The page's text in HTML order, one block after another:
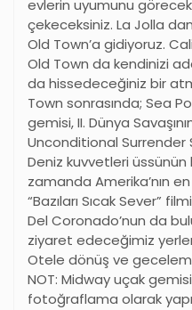
evlerin uyumunu
çekeceksiniz. La Jolla dan
Old Town’a gidiyoruz.
Old Town da kendinizi
da hissedeceğiniz bir
Town sonrasında; Sea
gemisi, II. Dünya
Unconditional Surrender
Deniz kuvvetleri üssünün
zamanda Amerika’nın
“Bazıları Sıcak Sever”
Del Coronado’nun da
ziyaret edeceğimiz
Otele dönüş ve
NOT: Midway uçak
fotoğraflama olarak